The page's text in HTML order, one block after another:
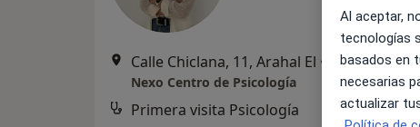
Calle Chiclana, 11, Arahal El • Mapa
Nexo Centro de Psicología
Primera visita Psicología
Al aceptar,
tecnologías
basados en
necesarias
actualizar